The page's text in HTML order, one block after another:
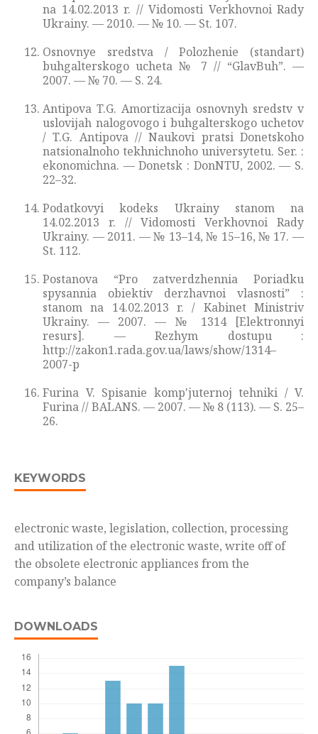
na 14.02.2013 r. // Vidomosti Verkhovnoi Rady
Ukrainy. — 2010. — № 10. — St. 107.
Osnovnye sredstva / Polozhenie (standart)
buhgalterskogo ucheta № 7 // “GlavBuh”. —
2007. — № 70. — S. 24.
Antipova T.G. Amortizacija osnovnyh sredstv v
uslovijah nalogovogo i buhgalterskogo uchetov
/ T.G. Antipova // Naukovi pratsi Donetskoho
natsionalnoho tekhnichnoho universytetu. Ser. :
ekonomichna. — Donetsk : DonNTU, 2002. — S.
22–32.
Podatkovyi kodeks Ukrainy stanom na
14.02.2013 r. // Vidomosti Verkhovnoi Rady
Ukrainy. — 2011. — № 13–14, № 15–16, № 17. —
St. 112.
Postanova “Pro zatverdzhennia Poriadku
spysannia obiektiv derzhavnoi vlasnosti” :
stanom na 14.02.2013 r. / Kabinet Ministriv
Ukrainy. — 2007. — № 1314 [Elektronnyi
resurs]. — Rezhym dostupu :
http://zakon1.rada.gov.ua/laws/show/1314–
2007-p
Furina V. Spisanie komp'juternoj tehniki / V.
Furina // BALANS. — 2007. — № 8 (113). — S. 25–
26.
KEYWORDS
electronic waste, legislation, collection, processing
and utilization of the electronic waste, write off of
the obsolete electronic appliances from the
company’s balance
DOWNLOADS